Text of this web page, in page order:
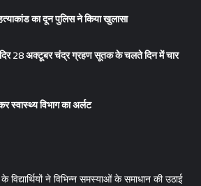
का दून पुलिस ने किया खुलासा
28 अक्टूबर चंद्र ग्रहण सूतक के चलते दिन में चार
विभाग का अर्लट
के विद्यार्थियों ने विभिन्न समस्याओं के समाधान की उठाई